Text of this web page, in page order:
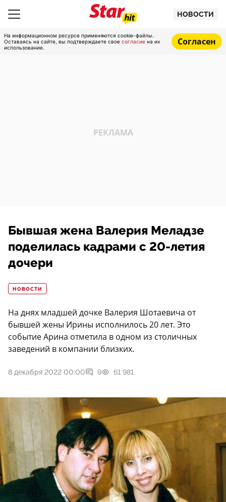
НОВОСТИ
На информационном ресурсе применяются cookie-файлы.
Оставаясь на сайте, вы подтверждаете свое согласие на их
использование.
Согласен
Бывшая жена Валерия Меладзе
поделилась кадрами с 20-летия
дочери
НОВОСТИ
На днях младшей дочке Валерия Шотаевича от
бывшей жены Ирины исполнилось 20 лет. Это
событие Арина отметила в одном из столичных
заведений в компании близких.
8 декабря 2022 00:00 9 61 981